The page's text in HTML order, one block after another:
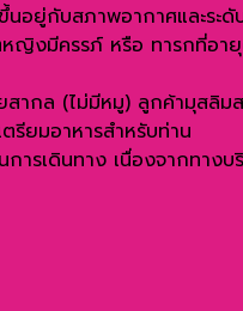
อยู่กับสภาพอากาศและระดั
งมีครรภ์ หรือ ทารกที่อายุ
สากล (ไม่มีหมู) ลูกค้ามุสลิ
รียมอาหารสำหรับท่าน
ารเดินทาง เนื่องจากทา